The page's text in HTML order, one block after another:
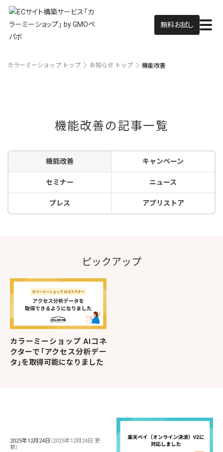
無料お試し
カラーミーショップ トップ お知らせ トップ 機能改善
機能改善の記事一覧
機能改善 キャンペーン
セミナー ニュース
プレス アプリストア
ピックアップ
カラーミーショップ AIコネ
クターで「アクセス分析デー
タ」を取得可能になりました
2025年12月24日 （2025年12月24日 更
新）